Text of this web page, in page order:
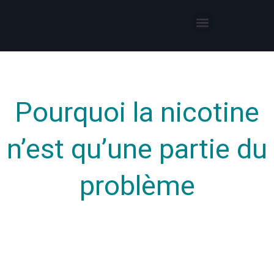
Pourquoi la nicotine
n’est qu’une partie du
problème